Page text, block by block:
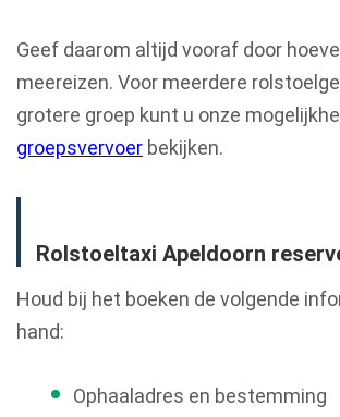
Geef daarom altijd vooraf door
meereizen. Voor meerdere
grotere groep kunt u onze
groepsvervoer bekijken.
Rolstoeltaxi Apeldoorn
Houd bij het boeken de volgende
hand:
Ophaaladres en bestemming